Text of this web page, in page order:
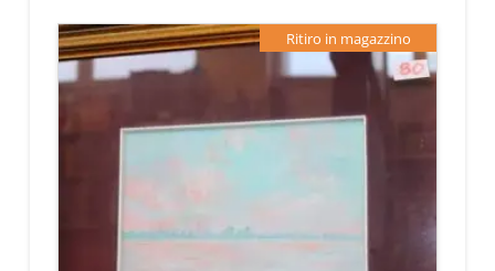
Ritiro in magazzino